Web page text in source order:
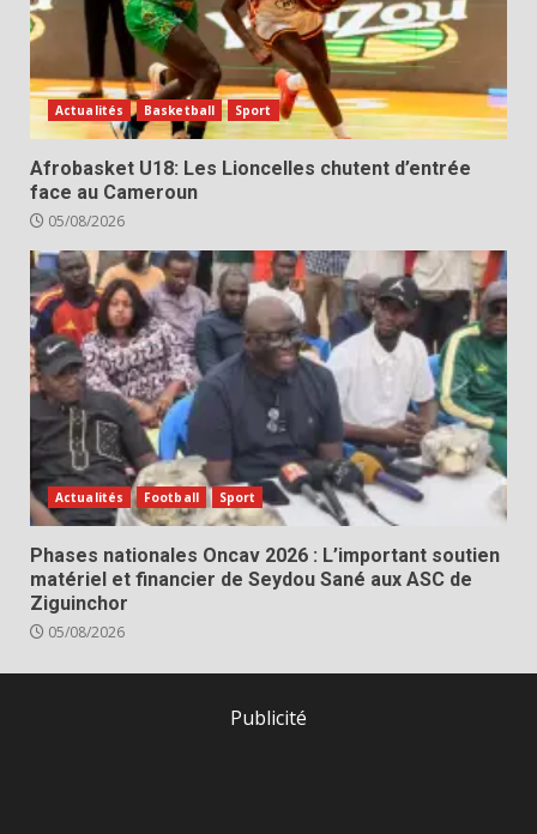
Actualités Basketball Sport
Afrobasket U18: Les Lioncelles chutent d’entrée
face au Cameroun
05/08/2026
Actualités Football Sport
Phases nationales Oncav 2026 : L’important soutien
matériel et financier de Seydou Sané aux ASC de
Ziguinchor
05/08/2026
Publicité